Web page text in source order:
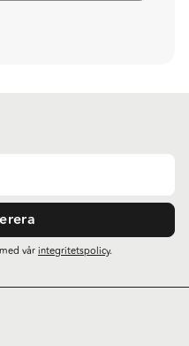
vårintegritetspolicy.